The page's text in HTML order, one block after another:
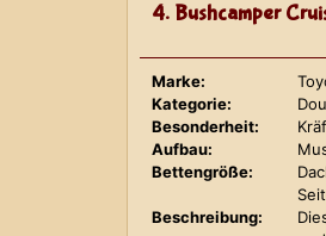
4. Bushcamper
Marke:
Kategorie:
Besonderheit:
Aufbau:
Bettengröße:
Beschreibung: